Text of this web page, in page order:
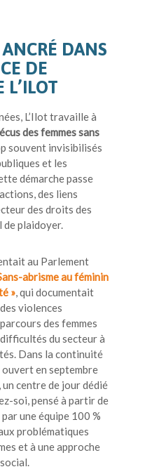
DANS
DE
L’ILOT
L’Ilot travaille à
des femmes sans
souvent invisibilisés
et les
démarche passe
des liens
des droits des
de plaidoyer.
au Parlement
abrisme au féminin
», qui documentait
violences
des femmes
du secteur à
Dans la continuité
ouvert en septembre
, un centre de jour dédié
soi, pensé à partir de
une équipe 100 %
problématiques
et à une approche